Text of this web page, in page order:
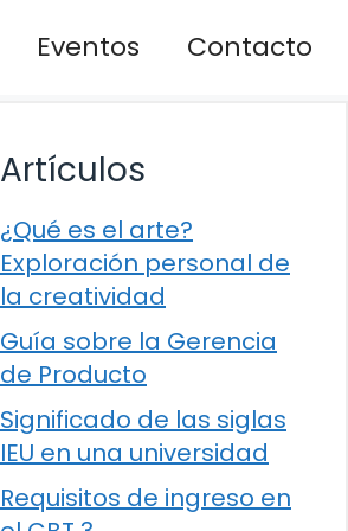
Eventos Contacto
Artículos
¿Qué es el arte?
Exploración personal de
la creatividad
Guía sobre la Gerencia
de Producto
Significado de las siglas
IEU en una universidad
Requisitos de ingreso en